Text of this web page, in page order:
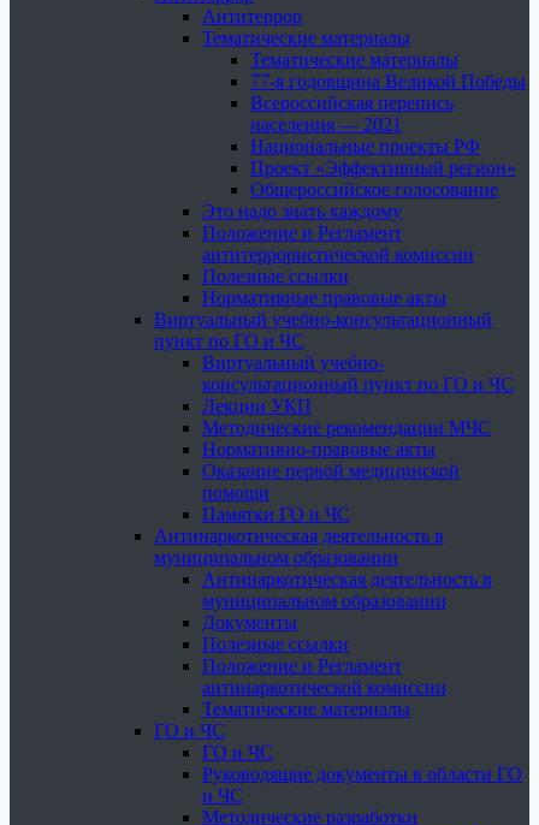
Антитеррор
Тематические материалы
Тематические материалы
77-я годовщина Великой Победы
Всероссийская перепись
населения — 2021
Национальные проекты РФ
Проект «Эффективный регион»
Общероссийское голосование
Это надо знать каждому
Положение и Регламент
антитеррористической комиссии
Полезные ссылки
Нормативные правовые акты
Виртуальный учебно-консультационный
пункт по ГО и ЧС
Виртуальный учебно-
консультационный пункт по ГО и ЧС
Лекции УКП
Методические рекомендации МЧС
Нормативно-правовые акты
Оказание первой медицинской
помощи
Памятки ГО и ЧС
Антинаркотическая деятельность в
муниципальном образовании
Антинаркотическая деятельность в
муниципальном образовании
Документы
Полезные ссылки
Положение и Регламент
антинаркотической комиссии
Тематические материалы
ГО и ЧС
ГО и ЧС
Руководящие документы в области ГО
и ЧС
Методические разработки